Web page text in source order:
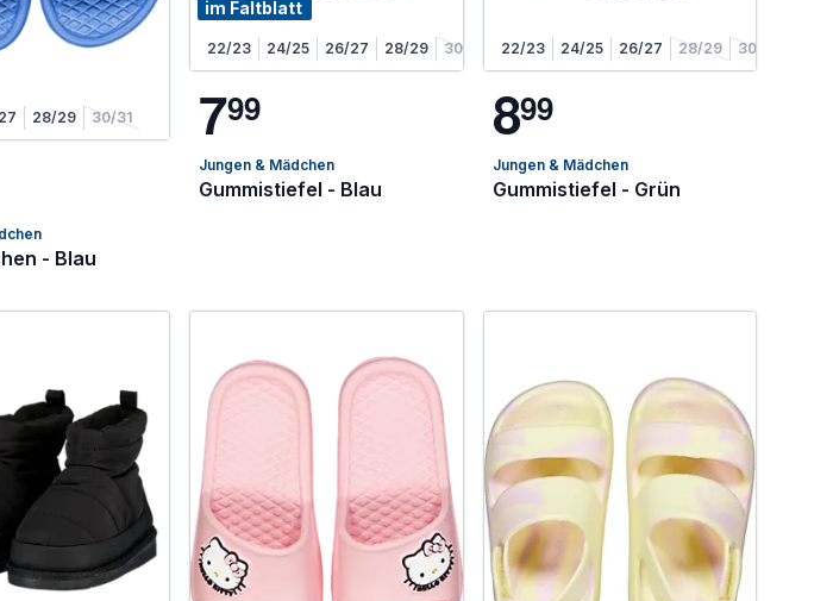
28/29 30/31
- Blau
im Faltblatt
22/23 24/25 26/27 28/29 30/31
799
Jungen & Mädchen
Gummistiefel - Blau
22/23 24/25 26/27 28/29 30/31
899
Jungen & Mädchen
Gummistiefel - Grün